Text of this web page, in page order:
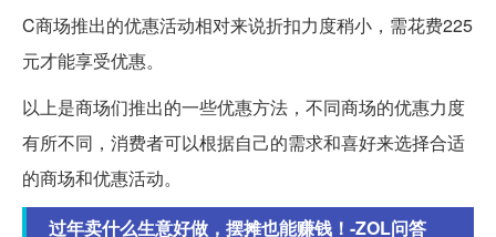
C商场推出的优惠活动相对来说折扣力度稍小，需花费225
元才能享受优惠。
以上是商场们推出的一些优惠方法，不同商场的优惠力度
有所不同，消费者可以根据自己的需求和喜好来选择合适
的商场和优惠活动。
过年卖什么生意好做，摆摊也能赚钱！-ZOL问答